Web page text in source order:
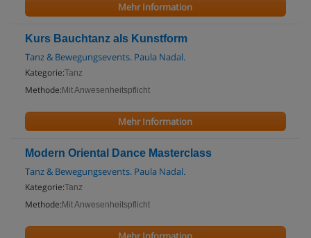
Mehr Information
Kurs Bauchtanz als Kunstform
Tanz & Bewegungsevents. Paula Nadal.
Kategorie:Tanz
Methode: Mit Anwesenheitspflicht
Mehr Information
Modern Oriental Dance Masterclass
Tanz & Bewegungsevents. Paula Nadal.
Kategorie:Tanz
Methode: Mit Anwesenheitspflicht